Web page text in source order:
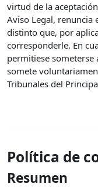
virtud de la
Aviso Legal, renuncia
distinto que, por
corresponderle. En
permitiese someterse
somete
Tribunales del
Política de
Resumen